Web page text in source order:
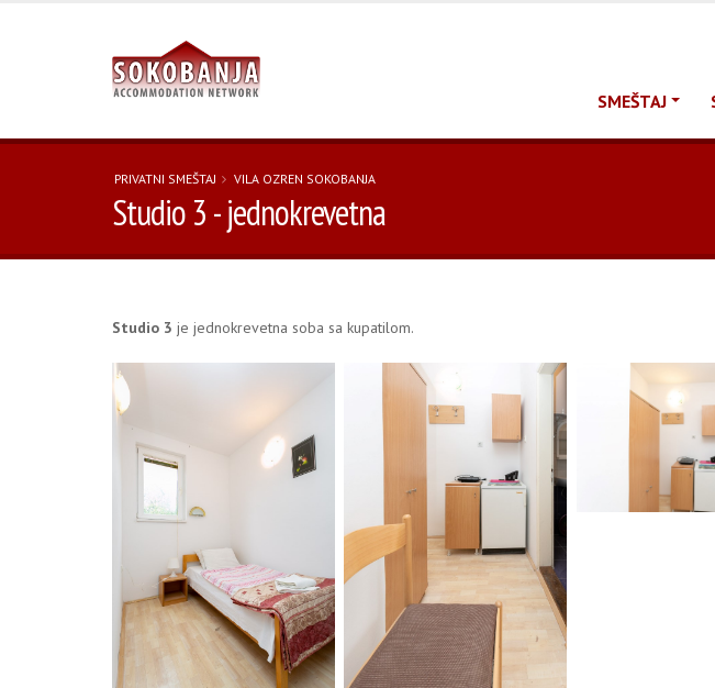
SMEŠTAJ
PRIVATNI SMEŠTAJ VILA OZREN SOKOBANJA
Studio 3 - jednokrevetna
Studio 3 je jednokrevetna soba sa kupatilom.